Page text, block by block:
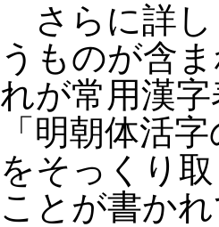
さらに詳し
うものが含
れが常用漢
「明朝体活
をそっくり
ことが書か